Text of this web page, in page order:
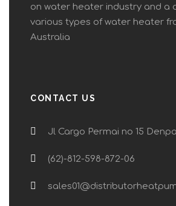
on water heater industry and a
various types of water heater
Australia
CONTACT US
Jl Cargo Permai no 15
(62)-812-598-872-06